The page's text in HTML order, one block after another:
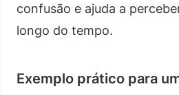
confusão e ajuda a
longo do tempo.
Exemplo prático para